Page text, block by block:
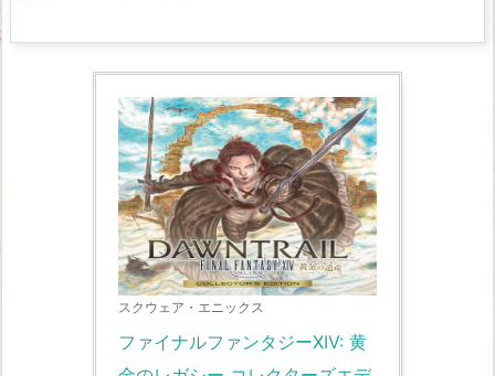
スクウェア・エニックス
ファイナルファンタジーXIV: 黄